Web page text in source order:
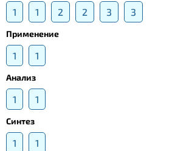
1 1 2 2 3 3
Применение
1 1
Анализ
1 1
Синтез
1 1